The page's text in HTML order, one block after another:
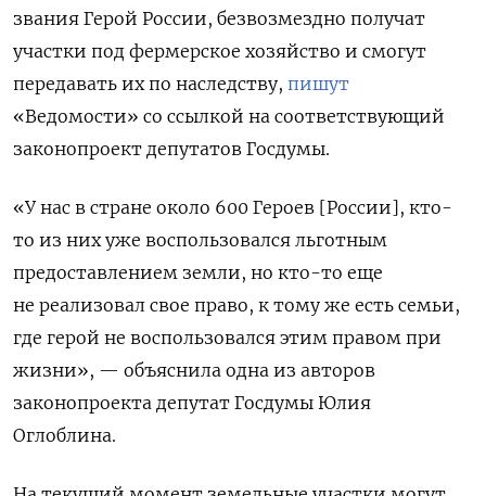
звания Герой России, безвозмездно получат
участки под фермерское хозяйство и смогут
передавать их по наследству, пишут
«Ведомости» со ссылкой на соответствующий
законопроект депутатов Госдумы.
«У нас в стране около 600 Героев [России], кто-
то из них уже воспользовался льготным
предоставлением земли, но кто-то еще
не реализовал свое право, к тому же есть семьи,
где герой не воспользовался этим правом при
жизни», — объяснила одна из авторов
законопроекта депутат Госдумы Юлия
Оглоблина.